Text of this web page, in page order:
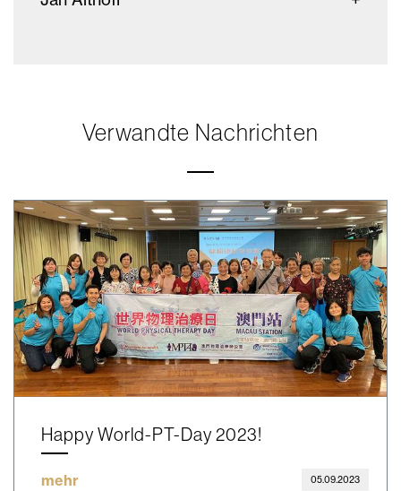
Verwandte Nachrichten
Happy World-PT-Day 2023!
mehr 05.09.2023